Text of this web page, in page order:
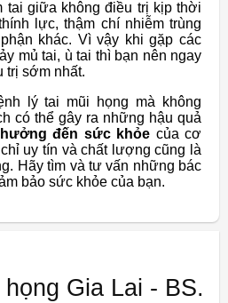
tai giữa không điều trị kịp thời
lực, thậm chí nhiễm trùng
khác. Vì vậy khi gặp các
mủ tai, ù tai thì bạn nên ngay
trị sớm nhất.
lý tai mũi họng mà không
có thể gây ra những hậu quả
đến sức khỏe của cơ
uy tín và chất lượng cũng là
Hãy tìm và tư vấn những bác
bảo sức khỏe của bạn.
Gia Lai - BS.